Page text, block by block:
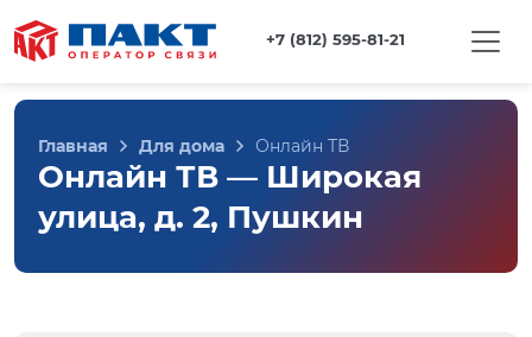
+7 (812) 595-81-21
Главная Для дома Онлайн ТВ
Онлайн ТВ — Широкая
улица, д. 2, Пушкин